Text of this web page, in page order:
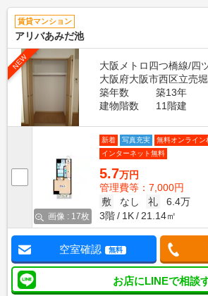
賃貸マンション
アリバあみだ池
NEW
大阪メトロ四つ橋線/四
大阪府大阪市西区立売
築年数
築13年
建物階数
11階建
画像 : 17枚
新着 写真充実
無料オンライン
インターネット無料
5.7万円
管理費等：7,000円
敷
なし 礼
6.4万
3階
1K 21.14㎡
空室確認 無料
お店にLINEで相談